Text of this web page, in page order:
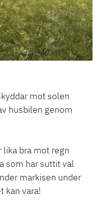
mot solen
husbilen genom
bra mot regn
som har suttit väl
markisen under
kan vara!